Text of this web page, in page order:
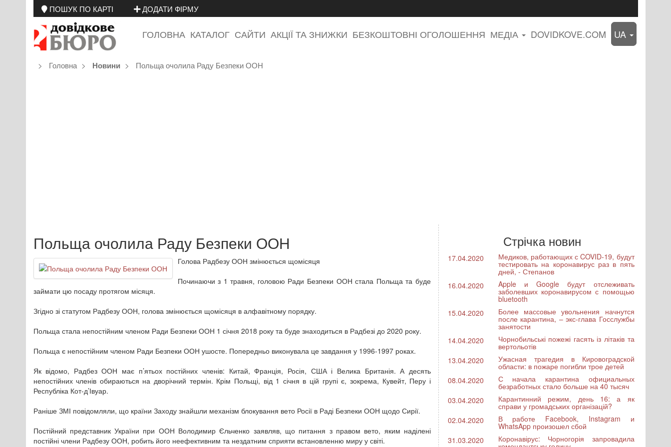
ПОШУК ПО КАРТІ ДОДАТИ ФІРМУ
ГОЛОВНА КАТАЛОГ САЙТИ АКЦІЇ ТА ЗНИЖКИ БЕЗКОШТОВНІ ОГОЛОШЕННЯ МЕДІА DOVIDKOVE.COM UA
Головна Новини Польща очолила Раду Безпеки ООН
Польща очолила Раду Безпеки ООН
Голова Радбезу ООН змінюється щомісяця
Починаючи з 1 травня, головою Ради Безпеки ООН стала Польща та буде
займати цю посаду протягом місяця.
Згідно зі статутом Радбезу ООН, голова змінюється щомісяця в алфавітному порядку.
Польща стала непостійним членом Ради Безпеки ООН 1 січня 2018 року та буде знаходиться в Радбезі до 2020 року.
Польща є непостійним членом Ради Безпеки ООН ушосте. Попередньо виконувала це завдання у 1996-1997 роках.
Як відомо, Радбез ООН має п’ятьох постійних членів: Китай, Франція, Росія, США і Велика Британія. А десять
непостійних членів обираються на дворічний термін. Крім Польщі, від 1 січня в цій групі є, зокрема, Кувейт, Перу і
Республіка Кот-д’Івуар.
Раніше ЗМІ повідомляли, що країни Заходу знайшли механізм блокування вето Росії в Раді Безпеки ООН щодо Сирії.
Постійний представник України при ООН Володимир Єльченко заявляв, що питання з правом вето, яким наділені
постійні члени Радбезу ООН, робить його неефективним та нездатним сприяти встановленню миру у світі.
Стрічка новин
17.04.2020 Медиков, работающих с COVID-19, будут
тестировать на коронавирус раз в пять
дней, - Степанов
16.04.2020
Apple и Google будут отслеживать
заболевших коронавирусом с помощью
bluetooth
15.04.2020
Более массовые увольнения начнутся
после карантина, – экс-глава Госслужбы
занятости
14.04.2020
Чорнобильські пожежі гасять із літаків та
вертольотів
13.04.2020
Ужасная трагедия в Кировоградской
области: в пожаре погибли трое детей
08.04.2020
С начала карантина официальных
безработных стало больше на 40 тысяч
03.04.2020
Карантинний режим, день 16: а як
справи у громадських організацій?
02.04.2020
В работе Facebook, Instagram и
WhatsApp произошел сбой
31.03.2020
Коронавірус: Чорногорія запровадила